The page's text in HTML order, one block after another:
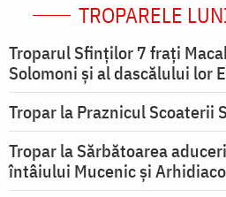
TROPARELE
Troparul Sfinţilor 7 fraţi
Solomoni şi al dascălului lor
Tropar la Praznicul Scoaterii
Tropar la Sărbătoarea
întâiului Mucenic şi